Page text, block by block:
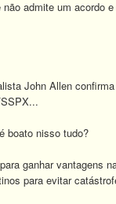
admite um acordo
John Allen
boato nisso tudo?
ganhar vantagens
para evitar